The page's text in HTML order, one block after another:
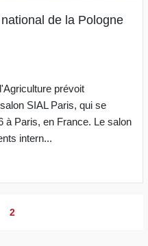
de la Pologne
prévoit
SIAL Paris, qui se
à Paris, en France. Le salon
intern...
2